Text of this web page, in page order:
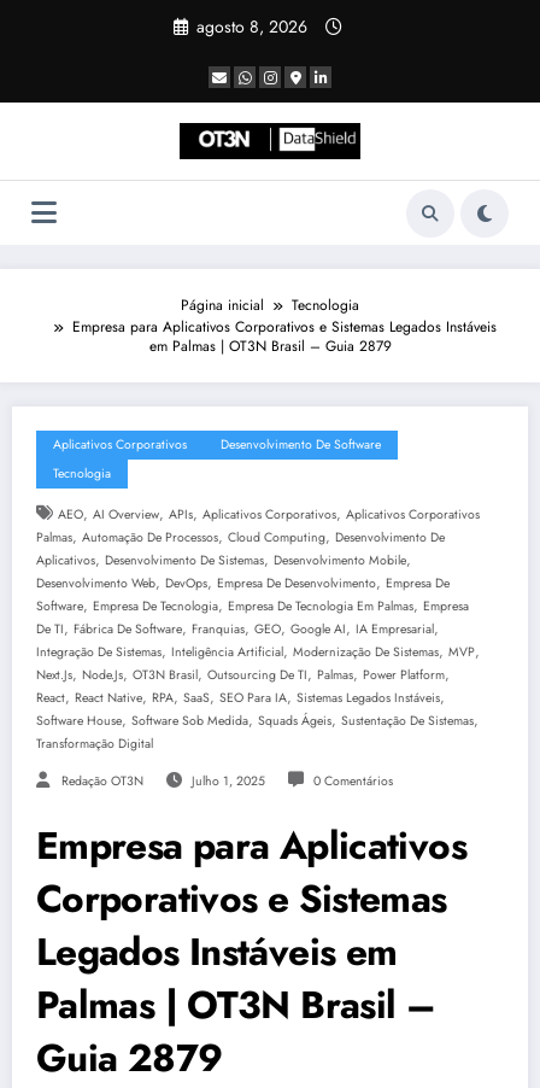
agosto 8, 2026
Página inicial
Tecnologia
Empresa para Aplicativos Corporativos e Sistemas Legados Instáveis
em Palmas | OT3N Brasil – Guia 2879
Aplicativos Corporativos
Desenvolvimento De Software
Tecnologia
AEO, AI Overview, APIs, Aplicativos Corporativos, Aplicativos Corporativos
Palmas, Automação De Processos, Cloud Computing, Desenvolvimento De
Aplicativos, Desenvolvimento De Sistemas, Desenvolvimento Mobile,
Desenvolvimento Web, DevOps, Empresa De Desenvolvimento, Empresa De
Software, Empresa De Tecnologia, Empresa De Tecnologia Em Palmas, Empresa
De TI, Fábrica De Software, Franquias, GEO, Google AI, IA Empresarial,
Integração De Sistemas, Inteligência Artificial, Modernização De Sistemas, MVP,
Next.js, Node.js, OT3N Brasil, Outsourcing De TI, Palmas, Power Platform,
React, React Native, RPA, SaaS, SEO Para IA, Sistemas Legados Instáveis,
Software House, Software Sob Medida, Squads Ágeis, Sustentação De Sistemas,
Transformação Digital
Redação OT3N Julho 1, 2025 0 Comentários
Empresa para Aplicativos
Corporativos e Sistemas
Legados Instáveis em
Palmas | OT3N Brasil –
Guia 2879